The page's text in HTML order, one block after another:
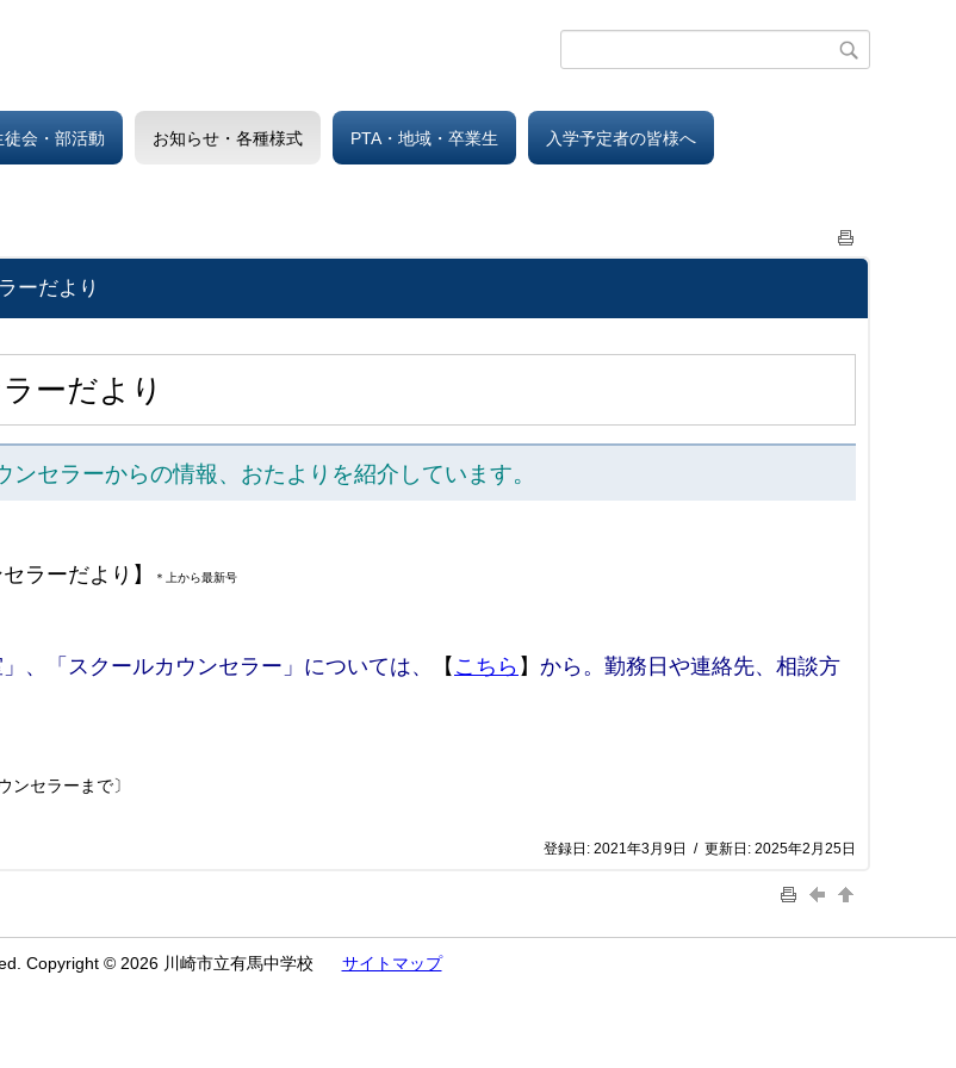
徒会・部活動 お知らせ・各種様式 PTA・地域・卒業生 入学予定者の皆様へ
ーだより
ーだより
ンセラーからの情報、おたよりを紹介しています。
ラーだより】 ＊上から最新号
、「スクールカウンセラー」については、 【 こちら 】 から。勤務日や連絡先、相談方
ンセラーまで〕
登録日: 2021年3月9日 / 更新日: 2025年2月25日
Copyright © 2026 川崎市立有馬中学校 サイトマップ